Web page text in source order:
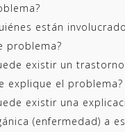
están
problema?
existir un
explique el problema?
existir una
(enfermedad) a